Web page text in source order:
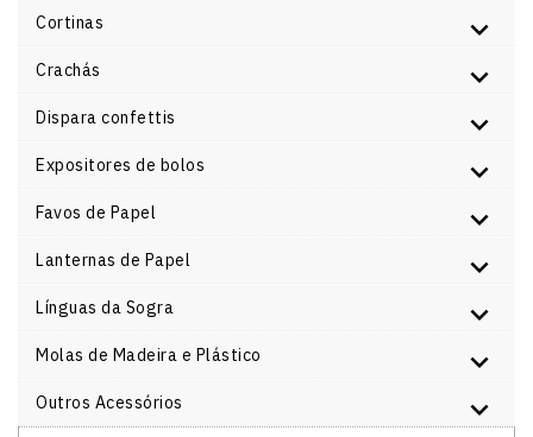
Cortinas
Crachás
Dispara confettis
Expositores de bolos
Favos de Papel
Lanternas de Papel
Línguas da Sogra
Molas de Madeira e Plástico
Outros Acessórios